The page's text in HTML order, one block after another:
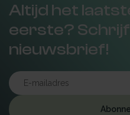
Altijd het
eerste? Schrijf
nieuwsbrief!